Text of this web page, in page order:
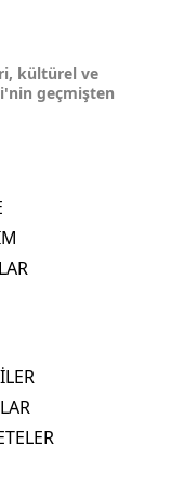
kültürel ve
geçmişten